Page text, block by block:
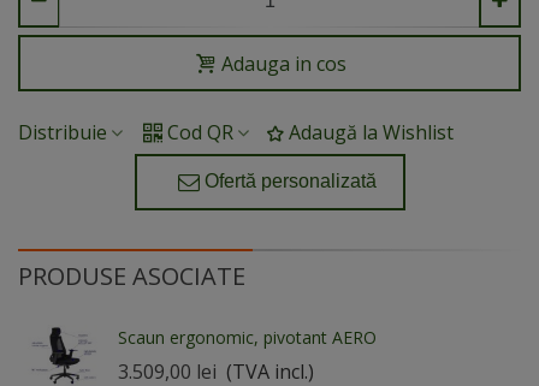
Adauga in cos
Distribuie Cod QR Adaugă la Wishlist
Ofertă personalizată
PRODUSE ASOCIATE
Scaun ergonomic, pivotant AERO
3.509,00 lei (TVA incl.)